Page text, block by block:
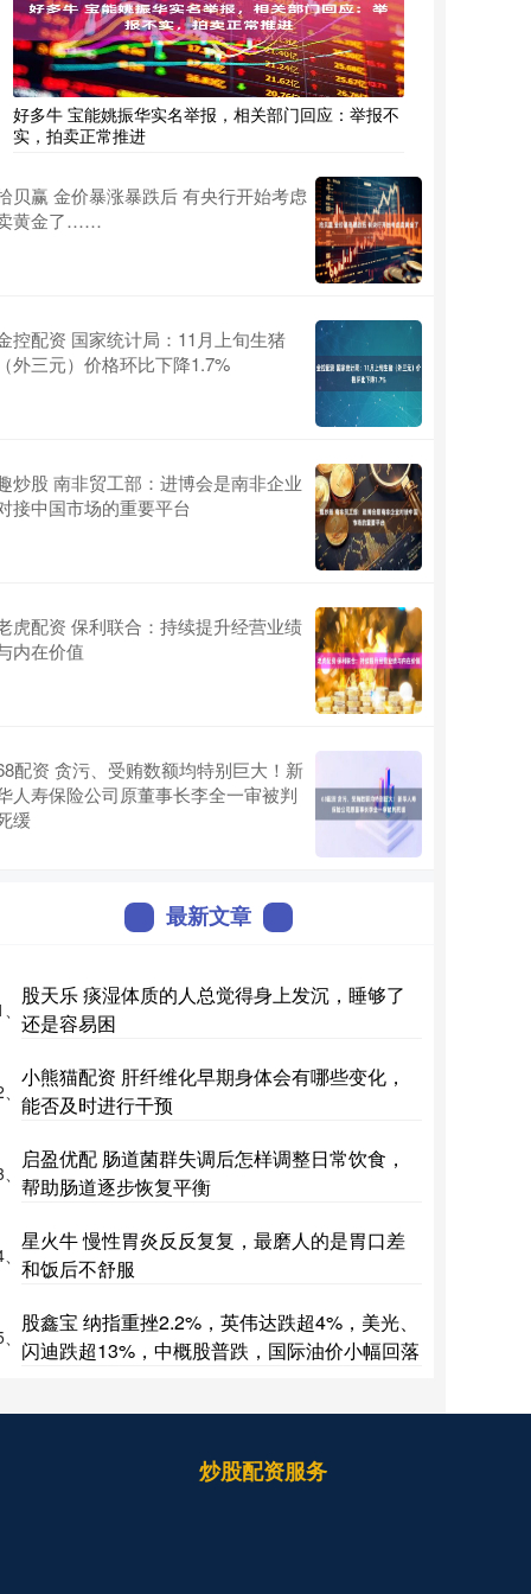
好多牛 宝能姚振华实名举报，相关部门回应：举报不
实，拍卖正常推进
贝赢 金价暴涨暴跌后 有央行开始考虑
黄金了……
控配资 国家统计局：11月上旬生猪
外三元）价格环比下降1.7%
炒股 南非贸工部：进博会是南非企业
接中国市场的重要平台
虎配资 保利联合：持续提升经营业绩
内在价值
配资 贪污、受贿数额均特别巨大！新
人寿保险公司原董事长李全一审被判
缓
最新文章
股天乐 痰湿体质的人总觉得身上发沉，睡够了
还是容易困
小熊猫配资 肝纤维化早期身体会有哪些变化，
能否及时进行干预
启盈优配 肠道菌群失调后怎样调整日常饮食，
帮助肠道逐步恢复平衡
星火牛 慢性胃炎反反复复，最磨人的是胃口差
和饭后不舒服
股鑫宝 纳指重挫2.2%，英伟达跌超4%，美光、
闪迪跌超13%，中概股普跌，国际油价小幅回落
炒股配资服务